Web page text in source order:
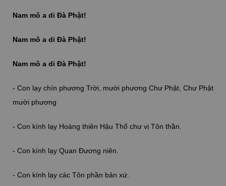
Nam mô a di Đà Phật!
Nam mô a di Đà Phật!
Nam mô a di Đà Phật!
- Con lạy chín phương Trời, mười phương Chư Phật, Chư Phật
mười phương
- Con kính lạy Hoàng thiên Hậu Thổ chư vị Tôn thần.
- Con kính lạy Quan Đương niên.
- Con kính lạy các Tôn phần bản xứ.